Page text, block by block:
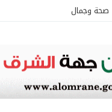
صحة وجمال